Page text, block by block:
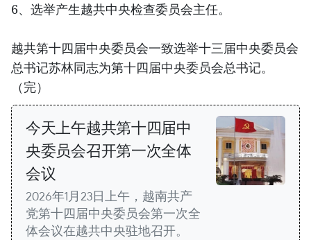
6、选举产生越共中央检查委员会主任。
越共第十四届中央委员会一致选举十三届中央委员会
总书记苏林同志为第十四届中央委员会总书记。
（完）
今天上午越共第十四届中
央委员会召开第一次全体
会议
2026年1月23日上午，越南共产
党第十四届中央委员会第一次全
体会议在越共中央驻地召开。